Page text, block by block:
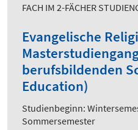
FACH IM 2-FÄCHER
Evangelische
berufsbildenden
Education)
Studienbeginn:
Sommersemester